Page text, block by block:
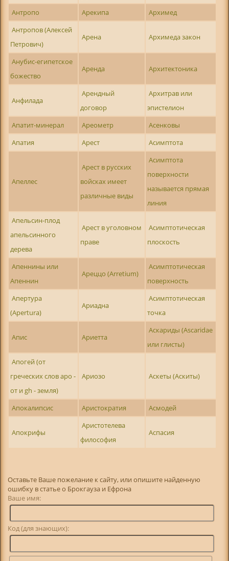
Антропо Арекипа
Архимед
Антропов (Алексей
Петрович)
Арена Архимеда закон
Анубис-египетское
божество
Аренда Архитектоника
Анфилада
Арендный
договор
Архитрав или
эпистелион
Апатит-минерал
Ареометр
Асенковы
Апатия
Арест Асимптота
Апеллес
Арест в русских
войсках имеет
различные виды
Асимптота
поверхности
называется прямая
линия
Апельсин-плод
апельсинного
дерева
Арест в уголовном
праве
Асимптотическая
плоскость
Апеннины или
Апеннин
Ареццо (Arretium)
Асимптотическая
поверхность
Апертура
(Apertura)
Ариадна
Асимптотическая
точка
Апис Ариетта
Аскариды (Ascaridae
или глисты)
Апогей (от
греческих слов apo -
от и gh - земля)
Ариозо Аскеты (Аскиты)
Апокалипсис Аристократия Асмодей
Апокрифы
Аристотелева
философия
Аспасия
Оставьте Ваше пожелание к сайту, или опишите найденную
ошибку в статье о Брокгауза и Ефрона
Ваше имя:
Код (для знающих):